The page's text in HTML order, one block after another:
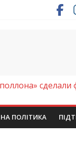
ПОЛІТИКА